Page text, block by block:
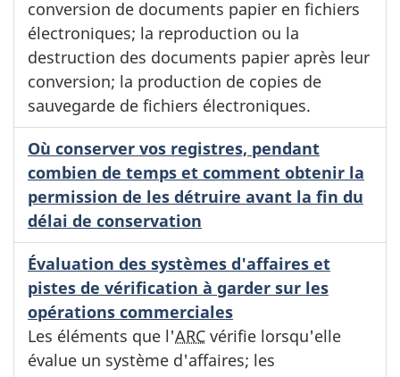
conversion de documents papier en fichiers
électroniques; la reproduction ou la
destruction des documents papier après leur
conversion; la production de copies de
sauvegarde de fichiers électroniques.
Où conserver vos registres, pendant
combien de temps et comment obtenir la
permission de les détruire avant la fin du
délai de conservation
Évaluation des systèmes d'affaires et
pistes de vérification à garder sur les
opérations commerciales
Les éléments que l'ARC vérifie lorsqu'elle
évalue un système d'affaires; les